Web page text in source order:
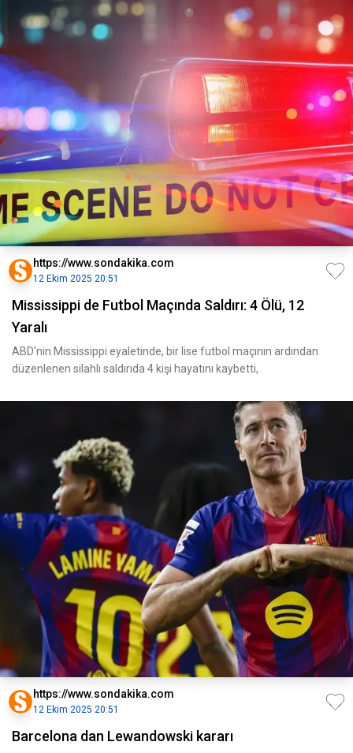
https://www.sondakika.com
12 Ekim 2025 20:51
Mississippi de Futbol Maçında Saldırı: 4 Ölü, 12
Yaralı
ABD'nin Mississippi eyaletinde, bir lise futbol maçının ardından
düzenlenen silahlı saldırıda 4 kişi hayatını kaybetti,
https://www.sondakika.com
12 Ekim 2025 20:51
Barcelona dan Lewandowski kararı